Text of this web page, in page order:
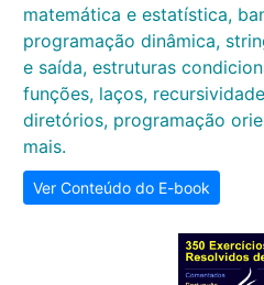
matemática e estatística,
programação dinâmica,
e saída, estruturas
funções, laços,
diretórios, programação
mais.
Ver Conteúdo do E-book